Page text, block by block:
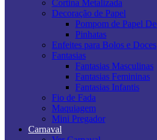
Cortina Metalizada
Decoração de Papel
Pompom de Papel
Pinhatas
Enfeites para Bolos e Doces
Fantasias
Fantasias Masculinas
Fantasias Femininas
Fantasias Infantis
Fio de Fada
Maquiagem
Mini Pregador
Carnaval